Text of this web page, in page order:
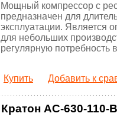
Мощный компрессор с
предназначен для
эксплуатации. Является
для небольших
регулярную потребность
Купить Добавить к
Кратон AC-630-110-